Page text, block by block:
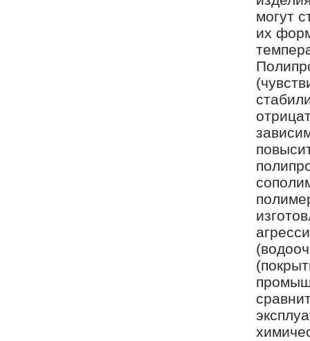
могут
их